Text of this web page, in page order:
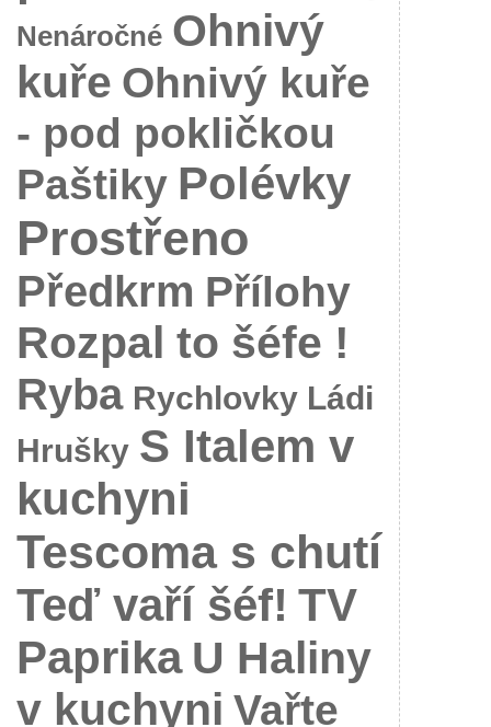
Nenáročné Ohnivý
kuře Ohnivý kuře
- pod pokličkou
Paštiky Polévky
Prostřeno
Předkrm Přílohy
Rozpal to šéfe !
Ryba Rychlovky Ládi
Hrušky S Italem v
kuchyni
Tescoma s chutí
Teď vaří šéf! TV
Paprika U Haliny
v kuchyni Vařte